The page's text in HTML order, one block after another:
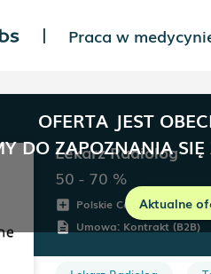
| Praca w
OFERTA JEST
DO ZAPOZNANIA
Aktualne
Lekarz Radiolog
50 - 70 %
add_box Polskie Centra Medyczne
description Umowa: Kontrakt (B2B)